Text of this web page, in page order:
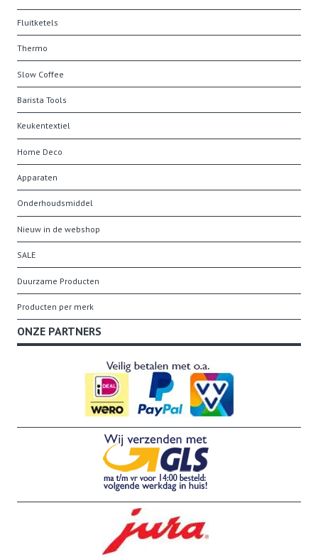
Fluitketels
Thermo
Slow Coffee
Barista Tools
Keukentextiel
Home Deco
Apparaten
Onderhoudsmiddel
Nieuw in de webshop
SALE
Duurzame Producten
Producten per merk
ONZE PARTNERS